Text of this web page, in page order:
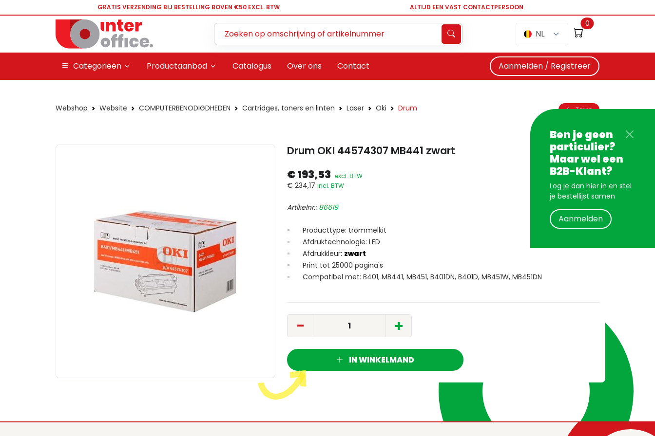
GRATIS VERZENDING BIJ BESTELLING BOVEN €50 EXCL. BTW ALTIJD EEN VAST CONTACTPERSOON
NL
0
Categorieën Productaanbod Catalogus Over ons Contact Aanmelden / Registreer
Ben je geen
particulier?
Maar wel een
B2B-Klant?
Log je dan hier in en stel
je bestellijst samen
Aanmelden
Webshop Website COMPUTERBENODIGDHEDEN Cartridges, toners en linten Laser Oki Drum Terug
Drum OKI 44574307 MB441 zwart
€ 193,53 excl. BTW
€ 234,17 incl. BTW
Artikelnr.: 86619
Producttype: trommelkit
Afdruktechnologie: LED
Afdrukkleur: zwart
Print tot 25000 pagina's
Compatibel met: B401, MB441, MB451, B401DN, B401D, MB451W, MB451DN
- +
IN WINKELMAND